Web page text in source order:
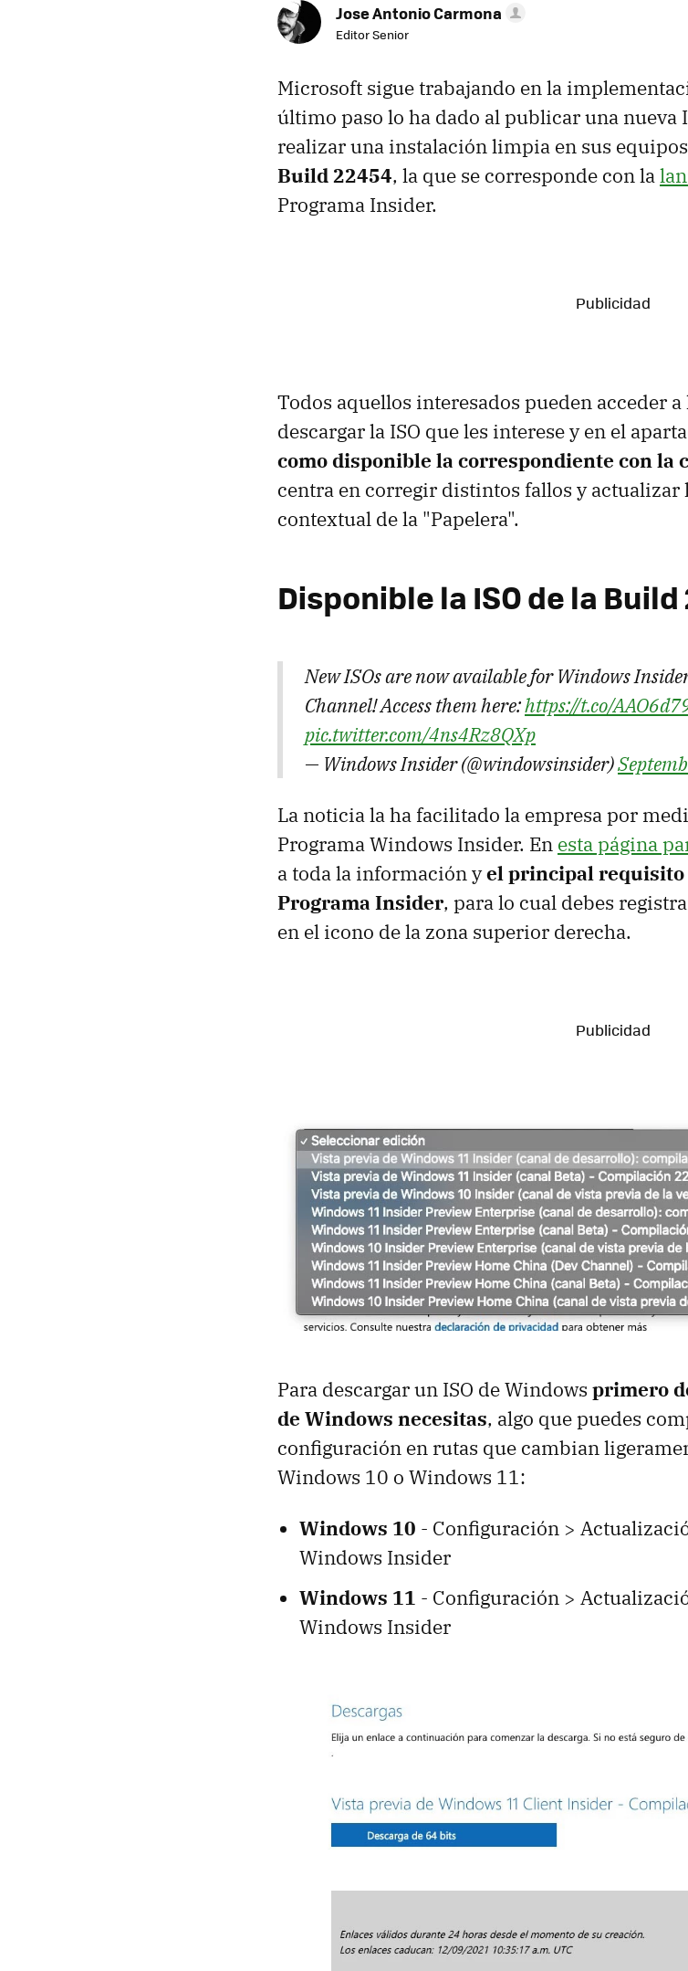
Jose Antonio Carmona
Editor Senior
Microsoft sigue trabajando en la
último paso lo ha dado al publicar una nueva
realizar una instalación limpia en sus
Build 22454, la que se corresponde con la
Programa Insider.
Todos aquellos interesados pueden acceder
descargar la ISO que les interese y en el
como disponible la correspondiente con la
centra en corregir distintos fallos y
contextual de la "Papelera".
Disponible la ISO de la Build
New ISOs are now available for Windows
Channel! Access them here:https://t.co/
pic.twitter.com/4ns4Rz8QXp
— Windows Insider (@windowsinsider)
La noticia la ha facilitado la empresa por
Programa Windows Insider. En esta página
a toda la información yel principal requisito
Programa Insider, para lo cual debes
en el icono de la zona superior derecha.
Para descargar un ISO de Windows primero
de Windows necesitas, algo que puedes
configuración en rutas que cambian
Windows 10 o Windows 11:
Windows 10 - Configuración >
Windows Insider
Windows 11 - Configuración >
Windows Insider